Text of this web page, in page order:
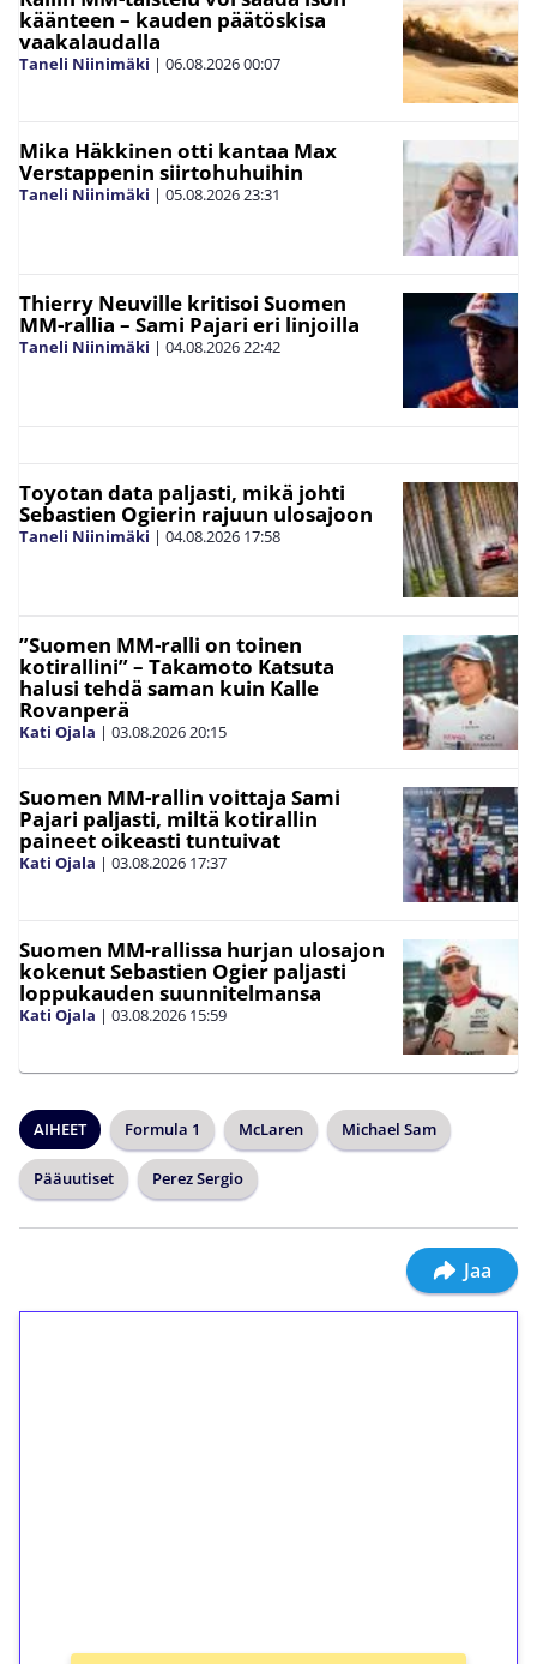
käänteen – kauden päätöskisa
vaakalaudalla
Taneli Niinimäki | 06.08.202600:07
Mika Häkkinen otti kantaa Max
Verstappenin siirtohuhuihin
Taneli Niinimäki | 05.08.202623:31
Thierry Neuville kritisoi Suomen
MM-rallia – Sami Pajari eri linjoilla
Taneli Niinimäki | 04.08.202622:42
Toyotan data paljasti, mikä johti
Sebastien Ogierin rajuun ulosajoon
Taneli Niinimäki | 04.08.2026 17:58
”Suomen MM-ralli on toinen
kotirallini” – Takamoto Katsuta
halusi tehdä saman kuin Kalle
Rovanperä
Kati Ojala | 03.08.202620:15
Suomen MM-rallin voittaja Sami
Pajari paljasti, miltä kotirallin
paineet oikeasti tuntuivat
Kati Ojala | 03.08.2026 17:37
Suomen MM-rallissa hurjan ulosajon
kokenut Sebastien Ogier paljasti
loppukauden suunnitelmansa
Kati Ojala | 03.08.2026 15:59
AIHEET Formula 1 McLaren Michael Sam
Pääuutiset Perez Sergio
Jaa